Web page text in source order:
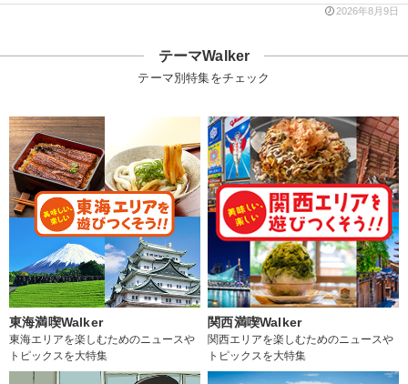
2026年8月9日
テーマWalker
テーマ別特集をチェック
東海満喫Walker
東海エリアを楽しむためのニュースや
トピックスを大特集
関西満喫Walker
関西エリアを楽しむためのニュースや
トピックスを大特集